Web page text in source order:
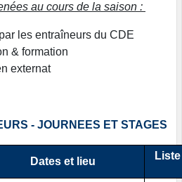
au cours de la saison :
les entraîneurs du CDE
& formation
externat
- JOURNEES ET STAGES
Dates et lieu